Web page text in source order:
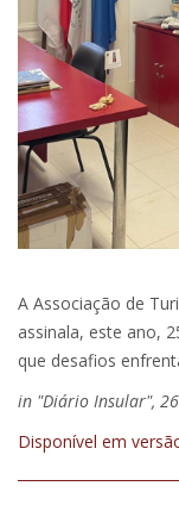
A Associação de
assinala, este ano,
que desafios
in "Diário Insular",
Disponível em